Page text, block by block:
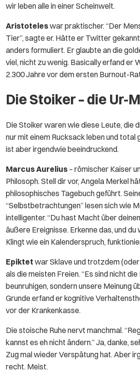
wir leben alle in einer Scheinwelt.
Aristoteleswar praktischer. “Der
Tier”, sagte er. Hätte er Twitter
anders formuliert. Er glaubte an die
viel, nicht zu wenig. Basically erfand er
2.300 Jahre vor dem ersten Burnout-
Die Stoiker – die Ur-
Die Stoiker waren wie diese Leute, die
nur mit einem Rucksack leben und total
ist aber irgendwie beeindruckend.
Marcus Aurelius – römischer Kaiser
Philosoph. Stell dir vor, Angela Merkel
philosophisches Tagebuch geführt.
“Selbstbetrachtungen” lesen sich wie
intelligenter. “Du hast Macht über
äußere Ereignisse. Erkenne das, und du
Klingt wie ein Kalenderspruch,
Epiktet war Sklave und trotzdem
als die meisten Freien. “Es sind nicht die
beunruhigen, sondern unsere Meinung
Grunde erfand er kognitive
vor der Krankenkasse.
Die stoische Ruhe nervt manchmal.
kannst es eh nicht ändern.” Ja, danke,
Zug mal wieder Verspätung hat. Aber
recht. Meist.